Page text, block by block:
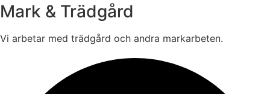
Mark & Trädgård
Vi arbetar med trädgård och andra markarbeten.